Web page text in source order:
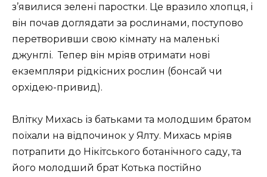
з’явилися зелені паростки. Це вразило хлопця, і
він почав доглядати за рослинами, поступово
перетворивши свою кімнату на маленькі
джунглі. Тепер він мріяв отримати нові
екземпляри рідкісних рослин (бонсай чи
орхідею-привид).
Влітку Михась із батьками та молодшим братом
поїхали на відпочинок у Ялту. Михась мріяв
потрапити до Нікітського ботанічного саду, та
його молодший брат Котька постійно